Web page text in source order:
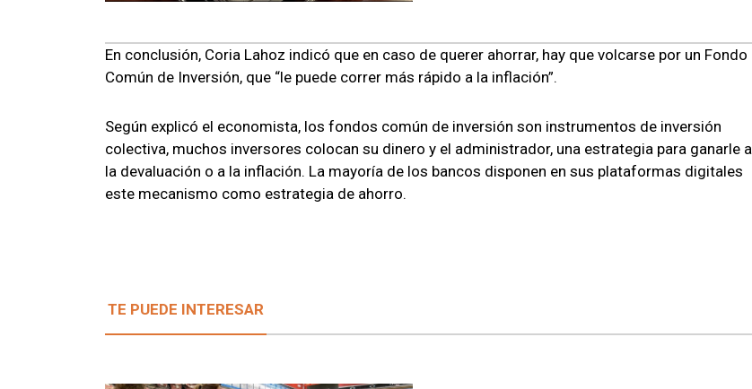
En conclusión, Coria Lahoz indicó que en caso de querer ahorrar, hay que volcarse por un Fondo
Común de Inversión, que “le puede correr más rápido a la inflación”.
Según explicó el economista, los fondos común de inversión son instrumentos de inversión
colectiva, muchos inversores colocan su dinero y el administrador, una estrategia para ganarle a
la devaluación o a la inflación. La mayoría de los bancos disponen en sus plataformas digitales
este mecanismo como estrategia de ahorro.
TE PUEDE INTERESAR